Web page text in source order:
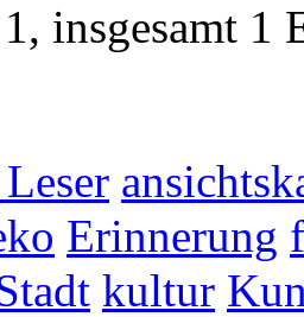
insgesamt 1
Erinnerung
kultur